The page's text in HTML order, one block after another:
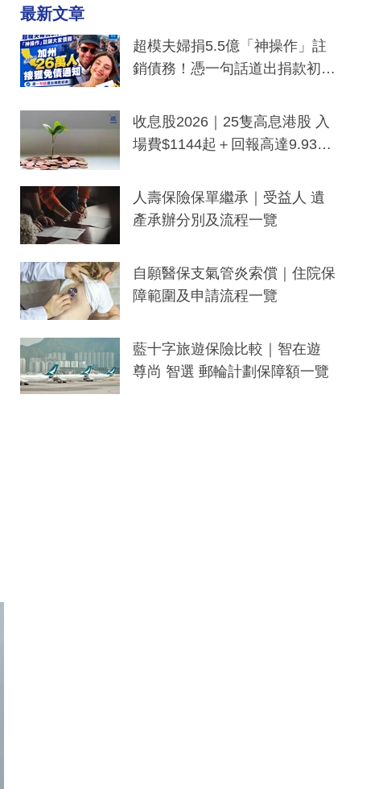
最新文章
超模夫婦捐5.5億「神操作」註
銷債務！憑一句話道出捐款初
一度被誤當詐騙手段
收息股2026｜25隻高息港股 入
場費$1144起＋回報高達9.93
人壽保險保單繼承｜受益人 遺
產承辦分別及流程一覽
自願醫保支氣管炎索償｜住院保
障範圍及申請流程一覽
藍十字旅遊保險比較｜智在遊
尊尚 智選 郵輪計劃保障額一覽